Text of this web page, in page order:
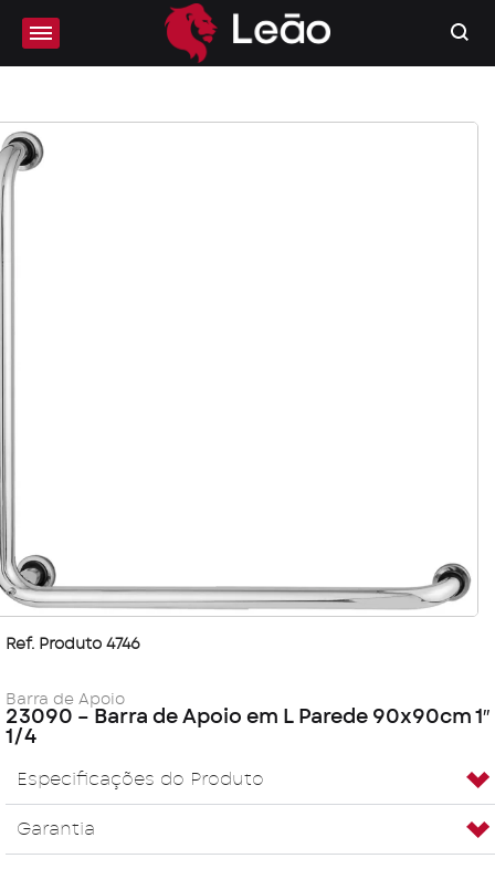
Ref. Produto 4746
Barra de Apoio
23090 – Barra de Apoio em L Parede 90x90cm 1″
1/4
Especificações do Produto
Garantia